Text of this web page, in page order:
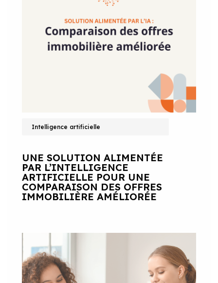
Intelligence artificielle
UNE SOLUTION ALIMENTÉE
PAR L’INTELLIGENCE
ARTIFICIELLE POUR UNE
COMPARAISON DES OFFRES
IMMOBILIÈRE AMÉLIORÉE